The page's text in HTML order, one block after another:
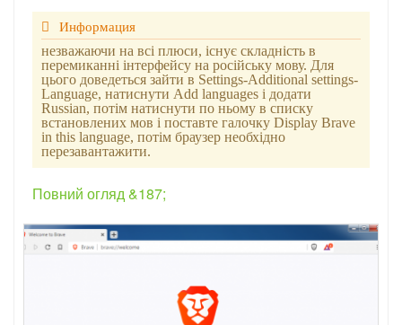
незважаючи на всі плюси, існує складність в
перемиканні інтерфейсу на російську мову. Для
цього доведеться зайти в Settings-Additional settings-
Language, натиснути Add languages і додати
Russian, потім натиснути по ньому в списку
встановлених мов і поставте галочку Display Brave
in this language, потім браузер необхідно
перезавантажити.
Повний огляд &187;